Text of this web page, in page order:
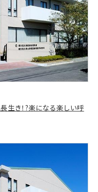
生き！?楽になる楽しい呼